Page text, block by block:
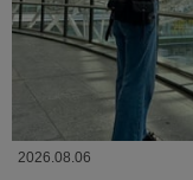
2026.08.06